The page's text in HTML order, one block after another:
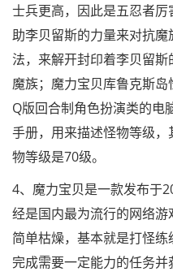
士兵更高，因此是五忍者
助李贝留斯的力量来对抗
法，来解开封印着李贝留
魔族；魔力宝贝库鲁克斯
Q版回合制角色扮演类的电
手册，用来描述怪物等级
物等级是70级。
4、魔力宝贝是一款发布于
经是国内最为流行的网络
简单枯燥，基本就是打怪
完成需要一定能力的任务